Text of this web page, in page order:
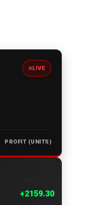
LIVE
PROFIT (UNITS)
2159.30